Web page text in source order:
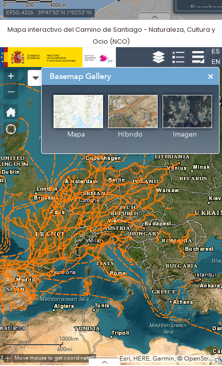
Mapa interactivo del Camino de Santiago - Naturaleza, Cultura y
Ocio (NCO)